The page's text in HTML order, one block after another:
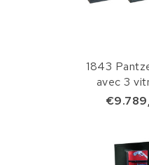
1843
avec 3